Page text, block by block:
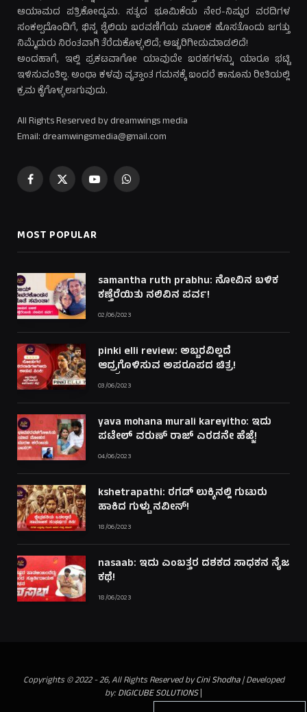
ಆಯಾಮದ ಪತ್ರಿಕೋದ್ಯಮ. ಸತ್ಯದ ಭೂಮಿಕೆಯ ನೇರ-ನಿಷ್ಠುರ ವರದಿಗಳ
ಸಂಕಲ್ಪದೊಂದಿಗೆ, ಭಿನ್ನ ಶೈಲಿಯ ಬರವಣಿಗೆಯ ಮೂಲಕ ಹೊಸತೊಂದು ಜಗತ್ತು
ನಿಮ್ಮೆದುರು ನಿರಂತವಾಗಿ ತೆರೆದುಕೊಳ್ಳಲಿದೆ; ಅಚ್ಚರಿಗೀಡುಮಾಡಲಿದೆ!
ಅಂದಹಾಗೆ, ಇಲ್ಲಿ ಪ್ರಕಟವಾಗೋ ಯಾವುದೇ ಬರಹಗಳನ್ನು ಯಾರೂ ಭಟ್ಟಿ
ಇಳಿಸುವಂತಿಲ್ಲ. ಅಂಥಾ ಕಳವು ವೃತ್ತಾಂತ ಗಮನಕ್ಕೆ ಬಂದರೆ ಕಾನೂನು ರೀತಿಯಲ್ಲಿ
ಕ್ರಮ ಕೈಗೊಳ್ಳಲಾಗುವುದು.
All Rights Reserved by dreamwings media
Email: dreamwingsmedia@gmail.com
Facebook
X
YouTubeWhatsApp
MOST POPULAR
samantha ruth prabhu: ನೋವಿನ ಬಳಿಕ
ಕಣ್ತೆರೆಯಿತು ನಲಿವಿನ ಪರ್ವ!
02/06/2023
pinki elli review: ಅಬ್ಬರವಿಲ್ಲದೆ
ಆದ್ರ್ರಗೊಳಿಸುವ ಅಪರೂಪದ ಚಿತ್ರ!
03/06/2023
yava mohana murali kareyitho: ಇದು
ಪಟೇಲ್ ವರುಣ್ ರಾಜ್ ಎರಡನೇ ಹೆಜ್ಜೆ!
04/06/2023
kshetrapathi: ರಗಡ್ ಲುಕ್ಕಿನಲ್ಲಿ ಗುಟುರು
ಹಾಕಿದ ಗುಳ್ಟು ನವೀನ್!
18/06/2023
nasaab: ಇದು ಎಂಬತ್ತರ ದಶಕದ ಸಾಧಕನ ನೈಜ
ಕಥೆ!
18/06/2023
Copyrights © 2022 - 26, All Rights Reserved byCini Shodha| Developed
by:DIGICUBE SOLUTIONS|